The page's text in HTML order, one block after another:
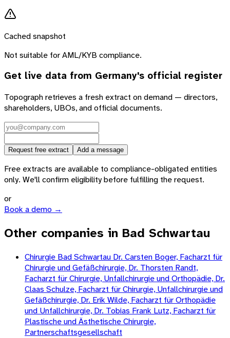
Cached snapshot
Not suitable for AML/KYB compliance.
Get live data from Germany's official register
Topograph retrieves a fresh extract on demand — directors,
shareholders, UBOs, and official documents.
Request free extract Add a message
Free extracts are available to compliance-obligated entities
only. We'll confirm eligibility before fulfilling the request.
or
Book a demo →
Other companies in Bad Schwartau
Chirurgie Bad Schwartau Dr. Carsten Boger, Facharzt für
Chirurgie und Gefäßchirurgie, Dr. Thorsten Randt,
Facharzt für Chirurgie, Unfallchirurgie und Orthopädie, Dr.
Claas Schulze, Facharzt für Chirurgie, Unfallchirurgie und
Gefäßchirurgie, Dr. Erik Wilde, Facharzt für Orthopädie
und Unfallchirurgie, Dr. Tobias Frank Lutz, Facharzt für
Plastische und Ästhetische Chirurgie,
Partnerschaftsgesellschaft